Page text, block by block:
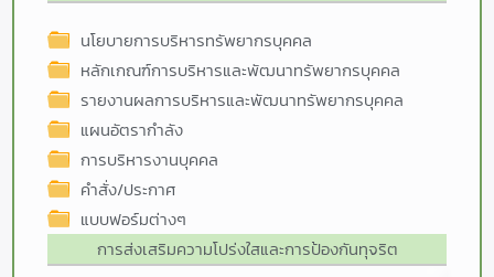
นโยบายการบริหารทรัพยากรบุคคล
หลักเกณฑ์การบริหารและพัฒนาทรัพยากรบุคคล
รายงานผลการบริหารและพัฒนาทรัพยากรบุคคล
แผนอัตรากำลัง
การบริหารงานบุคคล
คำสั่ง/ประกาศ
แบบฟอร์มต่างๆ
การส่งเสริมความโปร่งใสและการป้องกันทุจริต